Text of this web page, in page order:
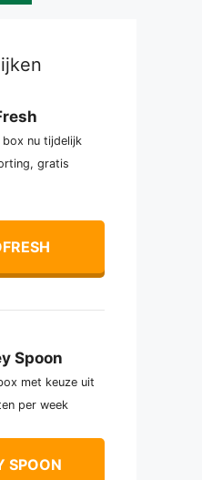
box nu tijdelijk
gratis
Spoon
met keuze uit
per week
SPOON